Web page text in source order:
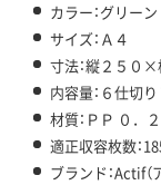
カラー：グリーン
サイズ：Ａ４
寸法：縦２５０
内容量：６仕切
材質：ＰＰ ０．
適正収容枚数：
ブランド：Actif（